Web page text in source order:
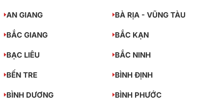
AN GIANG BÀ RỊA - VŨNG TÀU
BẮC GIANG BẮC KẠN
BẠC LIÊU BẮC NINH
BẾN TRE BÌNH ĐỊNH
BÌNH DƯƠNG BÌNH PHƯỚC